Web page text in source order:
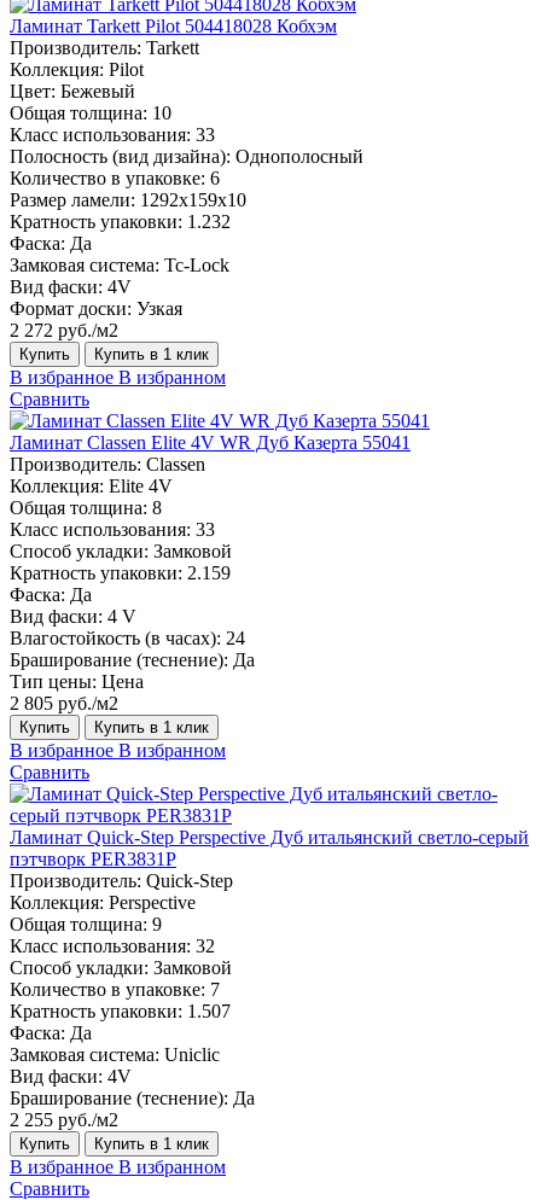
Ламинат Tarkett Pilot 504418028 Кобхэм
Производитель: Tarkett
Коллекция: Pilot
Цвет: Бежевый
Общая толщина: 10
Класс использования: 33
Полосность (вид дизайна): Однополосный
Количество в упаковке: 6
Размер ламели: 1292x159х10
Кратность упаковки: 1.232
Фаска: Да
Замковая система: Tc-Lock
Вид фаски: 4V
Формат доски: Узкая
2 272 руб./м2
Купить Купить в 1 клик
В избранное В избранном
Сравнить
Ламинат Classen Elite 4V WR Дуб Казерта 55041
Производитель: Classen
Коллекция: Elite 4V
Общая толщина: 8
Класс использования: 33
Способ укладки: Замковой
Кратность упаковки: 2.159
Фаска: Да
Вид фаски: 4 V
Влагостойкость (в часах): 24
Браширование (теснение): Да
Тип цены: Цена
2 805 руб./м2
Купить Купить в 1 клик
В избранное В избранном
Сравнить
Ламинат Quick-Step Perspective Дуб итальянский светло-серый
пэтчворк PER3831P
Производитель: Quick-Step
Коллекция: Perspective
Общая толщина: 9
Класс использования: 32
Способ укладки: Замковой
Количество в упаковке: 7
Кратность упаковки: 1.507
Фаска: Да
Замковая система: Uniclic
Вид фаски: 4V
Браширование (теснение): Да
2 255 руб./м2
Купить Купить в 1 клик
В избранное В избранном
Сравнить